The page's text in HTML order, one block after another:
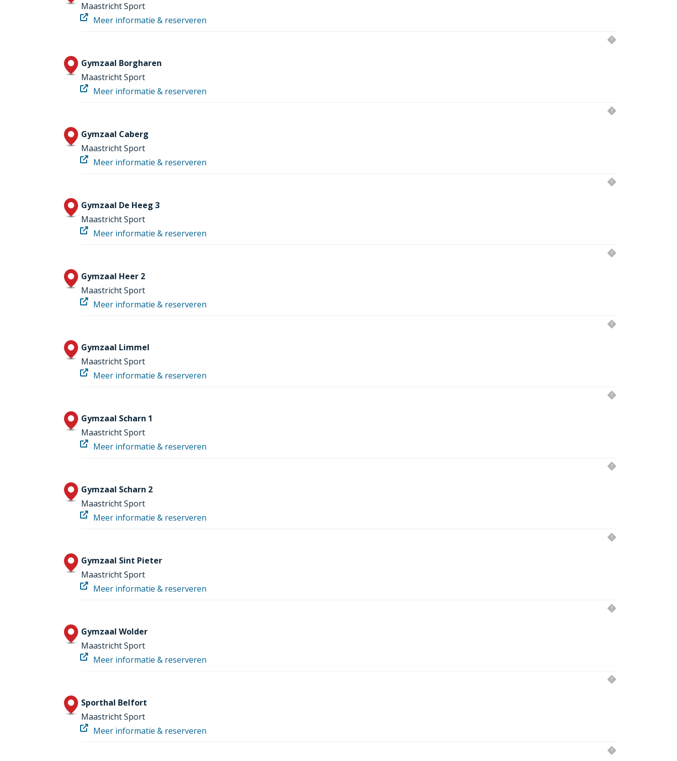
Maastricht Sport
Meer informatie & reserveren
Gymzaal Borgharen
Maastricht Sport
Meer informatie & reserveren
Gymzaal Caberg
Maastricht Sport
Meer informatie & reserveren
Gymzaal De Heeg 3
Maastricht Sport
Meer informatie & reserveren
Gymzaal Heer 2
Maastricht Sport
Meer informatie & reserveren
Gymzaal Limmel
Maastricht Sport
Meer informatie & reserveren
Gymzaal Scharn 1
Maastricht Sport
Meer informatie & reserveren
Gymzaal Scharn 2
Maastricht Sport
Meer informatie & reserveren
Gymzaal Sint Pieter
Maastricht Sport
Meer informatie & reserveren
Gymzaal Wolder
Maastricht Sport
Meer informatie & reserveren
Sporthal Belfort
Maastricht Sport
Meer informatie & reserveren